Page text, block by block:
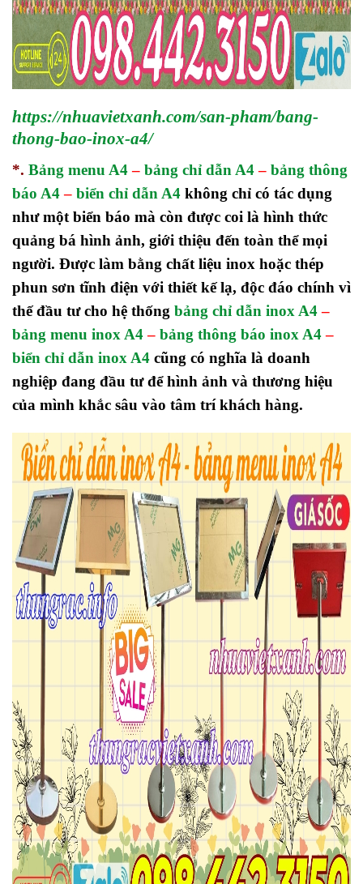
https://nhuavietxanh.com/san-pham/bang-
thong-bao-inox-a4/
*. Bảng menu A4 – bảng chỉ dẫn A4 – bảng thông
báo A4 – biển chỉ dẫn A4 không chỉ có tác dụng
như một biển báo mà còn được coi là hình thức
quảng bá hình ảnh, giới thiệu đến toàn thể mọi
người. Được làm bằng chất liệu inox hoặc thép
phun sơn tĩnh điện với thiết kế lạ, độc đáo chính vì
thế đầu tư cho hệ thống bảng chỉ dẫn inox A4 –
bảng menu inox A4 – bảng thông báo inox A4 –
biển chỉ dẫn inox A4 cũng có nghĩa là doanh
nghiệp đang đầu tư để hình ảnh và thương hiệu
của mình khắc sâu vào tâm trí khách hàng.